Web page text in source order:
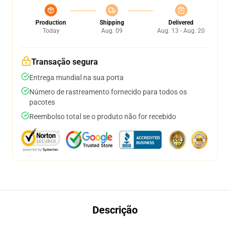
Production
Today
Shipping
Aug. 09
Delivered
Aug. 13 - Aug. 20
Transação segura
Entrega mundial na sua porta
Número de rastreamento fornecido para todos os
pacotes
Reembolso total se o produto não for recebido
Descrição